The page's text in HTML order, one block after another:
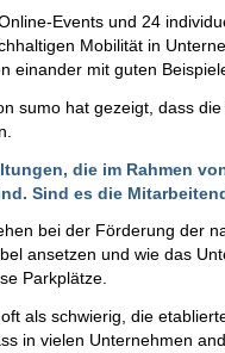
Events und 24
Mobilität in
einander mit guten
sumo hat gezeigt, dass
die im Rahmen
Sind es die
bei der Förderung der
ansetzen und wie das
Parkplätze.
als schwierig, die
in vielen Unternehmen